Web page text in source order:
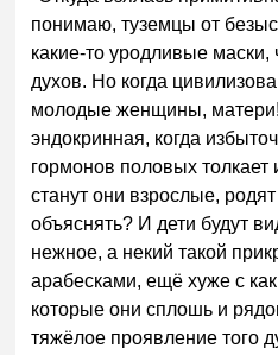
понимаю, туземцы от
какие-то уродливые маски,
духов. Но когда
молодые женщины, матери!
эндокринная, когда
гормонов половых толкает
станут они взрослые,
объяснять? И дети будут
нежное, а некий такой
арабесками, ещё хуже с
которые они сплошь и
тяжёлое проявление того